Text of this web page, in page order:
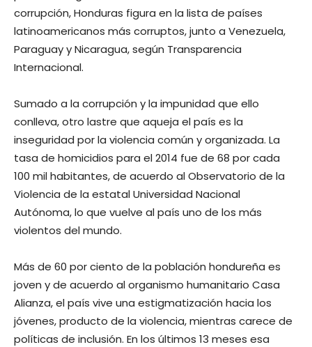
corrupción, Honduras figura en la lista de países
latinoamericanos más corruptos, junto a Venezuela,
Paraguay y Nicaragua, según Transparencia
Internacional.
Sumado a la corrupción y la impunidad que ello
conlleva, otro lastre que aqueja el país es la
inseguridad por la violencia común y organizada. La
tasa de homicidios para el 2014 fue de 68 por cada
100 mil habitantes, de acuerdo al Observatorio de la
Violencia de la estatal Universidad Nacional
Autónoma, lo que vuelve al país uno de los más
violentos del mundo.
Más de 60 por ciento de la población hondureña es
joven y de acuerdo al organismo humanitario Casa
Alianza, el país vive una estigmatización hacia los
jóvenes, producto de la violencia, mientras carece de
políticas de inclusión. En los últimos 13 meses esa